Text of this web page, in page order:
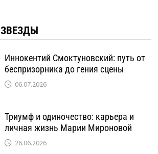
Иннокентий Смоктуновский: путь от
беспризорника до гения сцены
06.07.2026
Триумф и одиночество: карьера и
личная жизнь Марии Мироновой
26.06.2026